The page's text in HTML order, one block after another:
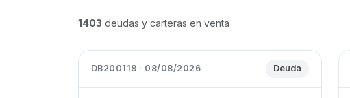
1403 deudas y carteras en venta
DB200118 · 08/08/2026 Deuda